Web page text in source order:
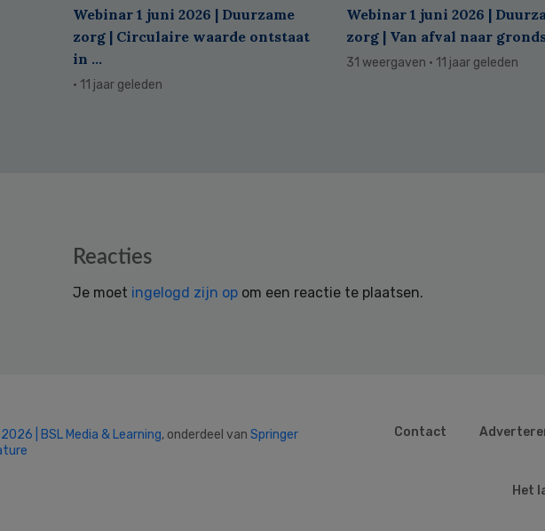
Webinar 1 juni 2026 | Duurzame
zorg | Circulaire waarde ontstaat
in ...
· 11 jaar geleden
Webinar 1 juni 2026 |
zorg | Van afval naar
31 weergaven · 11 jaar geleden
Reacties
Je moet ingelogd zijn op om een reactie te plaatsen.
| BSL Media & Learning, onderdeel van Springer
Contact
Het